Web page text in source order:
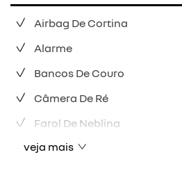
Airbag De Cortina
Alarme
Bancos De Couro
Câmera De Ré
Farol De Neblina
veja mais